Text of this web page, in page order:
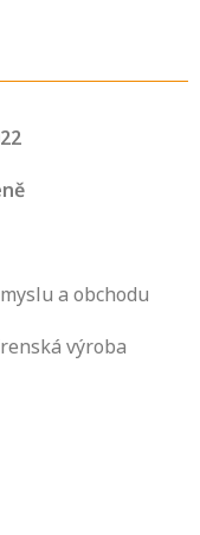
a obchodu
výroba
pro danou